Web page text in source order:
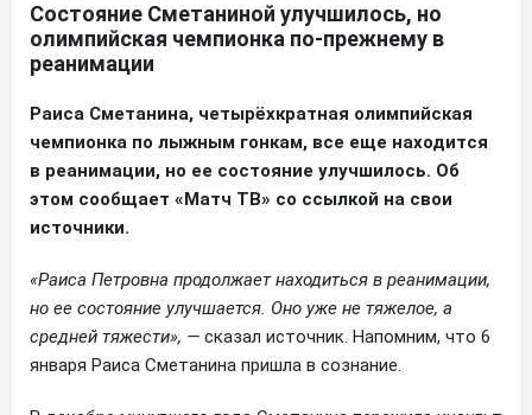
Состояние Сметаниной улучшилось, но
олимпийская чемпионка по-прежнему в
реанимации
Раиса Сметанина, четырёхкратная олимпийская
чемпионка по лыжным гонкам, все еще находится
в реанимации, но ее состояние улучшилось. Об
этом сообщает «Матч ТВ» со ссылкой на свои
источники.
«Раиса Петровна продолжает находиться в реанимации,
но ее состояние улучшается. Оно уже не тяжелое, а
средней тяжести», — сказал источник. Напомним, что 6
января Раиса Сметанина пришла в сознание.